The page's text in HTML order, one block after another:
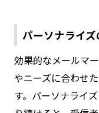
パーソナライ
効果的なメールマ
やニーズに合わせ
す。パーソナライ